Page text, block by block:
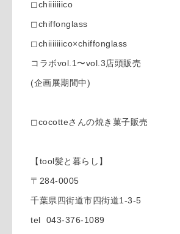
◻︎chiiiiiiico
◻︎chiffonglass
◻︎chiiiiiiico×chiffonglass
コラボvol.1〜vol.3店頭販売
(企画展期間中)
◻︎cocotteさんの焼き菓子販売
【tool髪と暮らし】
〒284-0005
千葉県四街道市四街道1-3-5
tel 043-376-1089